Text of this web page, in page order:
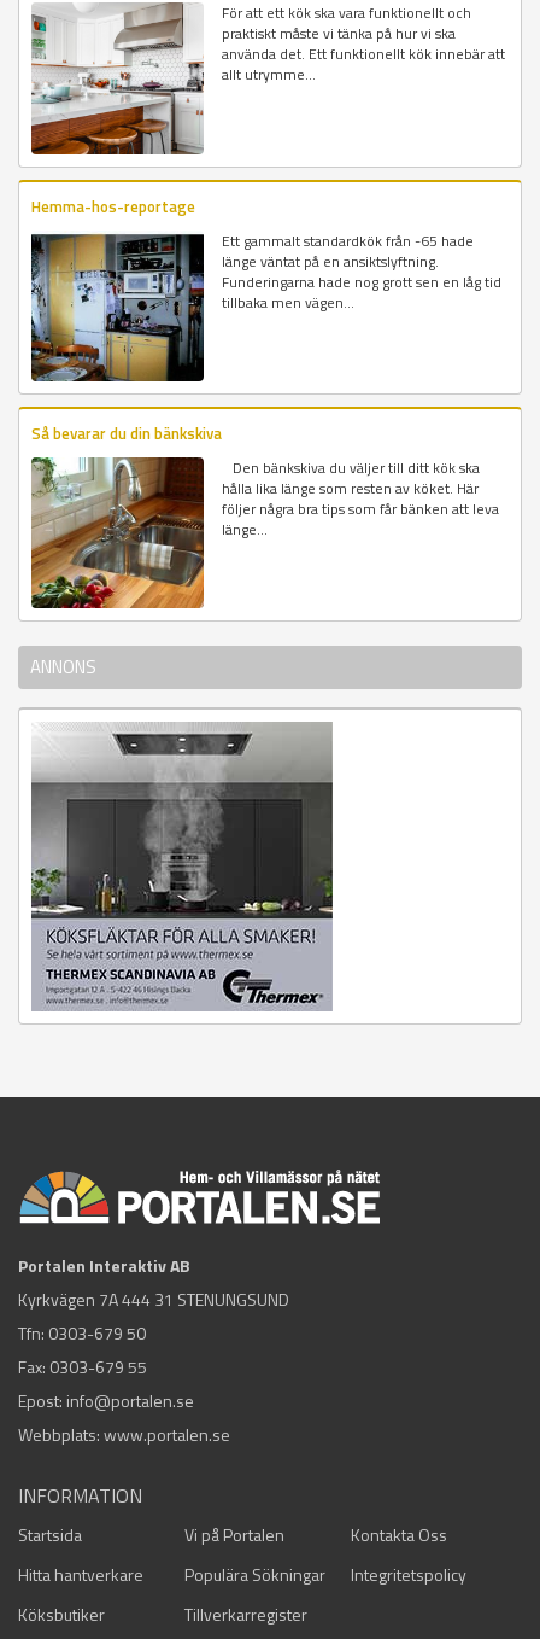
För att ett kök ska vara funktionellt och
praktiskt måste vi tänka på hur vi ska
använda det. Ett funktionellt kök innebär att
allt utrymme...
Hemma-hos-reportage
Ett gammalt standardkök från -65 hade
länge väntat på en ansiktslyftning.
Funderingarna hade nog grott sen en låg tid
tillbaka men vägen...
Så bevarar du din bänkskiva
Den bänkskiva du väljer till ditt kök ska
hålla lika länge som resten av köket. Här
följer några bra tips som får bänken att leva
länge...
ANNONS
Portalen Interaktiv AB
Kyrkvägen 7A 444 31 STENUNGSUND
Tfn: 0303-679 50
Fax: 0303-679 55
Epost: info@portalen.se
Webbplats: www.portalen.se
INFORMATION
Startsida Vi på Portalen
Kontakta Oss
Hitta hantverkare
Populära Sökningar
Integritetspolicy
Köksbutiker
Tillverkarregister